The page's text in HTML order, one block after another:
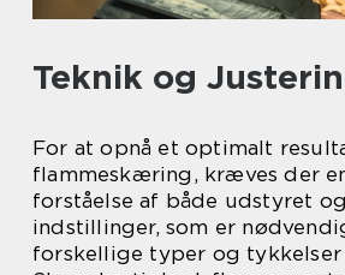
Teknik og
For at opnå et optimalt
flammeskæring, kræves der
forståelse af både udstyret
indstillinger, som er
forskellige typer og tykkelser